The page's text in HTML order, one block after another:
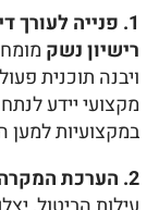
1. פנייה לעורך דין רישיון נשק:
רישיון נשק
ויבנה תוכנית
מקצועי יידע
במקצועיות למען
2. הערכת המקרה: